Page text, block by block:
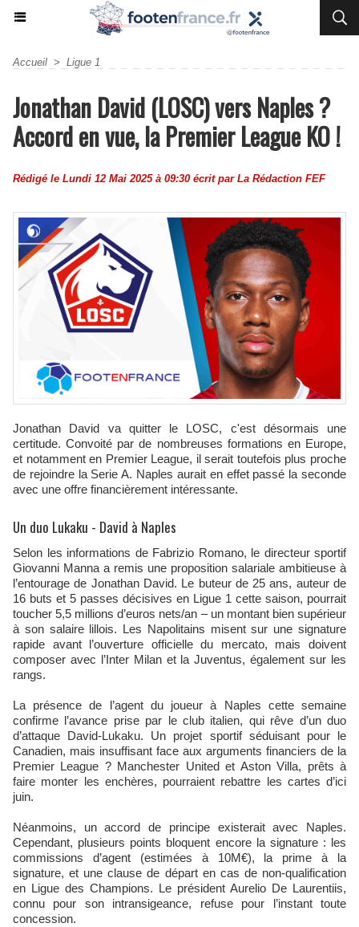
Accueil > Ligue 1
Jonathan David (LOSC) vers Naples ?
Accord en vue, la Premier League KO !
Rédigé le Lundi 12 Mai 2025 à 09:30 écrit par La Rédaction FEF
Jonathan David va quitter le LOSC, c'est désormais une
certitude. Convoité par de nombreuses formations en Europe,
et notamment en Premier League, il serait toutefois plus proche
de rejoindre la Serie A. Naples aurait en effet passé la seconde
avec une offre financièrement intéressante.
Un duo Lukaku - David à Naples
Selon les informations de Fabrizio Romano, le directeur sportif
Giovanni Manna a remis une proposition salariale ambitieuse à
l’entourage de Jonathan David. Le buteur de 25 ans, auteur de
16 buts et 5 passes décisives en Ligue 1 cette saison, pourrait
toucher 5,5 millions d’euros nets/an – un montant bien supérieur
à son salaire lillois. Les Napolitains misent sur une signature
rapide avant l’ouverture officielle du mercato, mais doivent
composer avec l’Inter Milan et la Juventus, également sur les
rangs.
La présence de l’agent du joueur à Naples cette semaine
confirme l’avance prise par le club italien, qui rêve d’un duo
d’attaque David-Lukaku. Un projet sportif séduisant pour le
Canadien, mais insuffisant face aux arguments financiers de la
Premier League ? Manchester United et Aston Villa, prêts à
faire monter les enchères, pourraient rebattre les cartes d’ici
juin.
Néanmoins, un accord de principe existerait avec Naples.
Cependant, plusieurs points bloquent encore la signature : les
commissions d’agent (estimées à 10M€), la prime à la
signature, et une clause de départ en cas de non-qualification
en Ligue des Champions. Le président Aurelio De Laurentiis,
connu pour son intransigeance, refuse pour l’instant toute
concession.